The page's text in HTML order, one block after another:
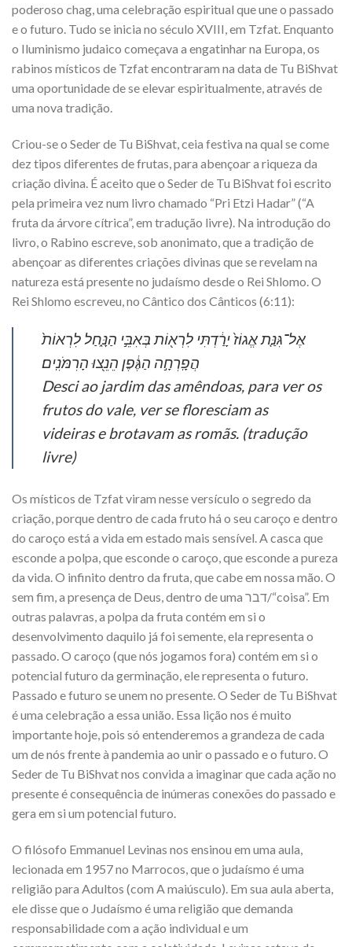
poderoso chag, uma celebração espiritual que une o passado
e o futuro. Tudo se inicia no século XVIII, em Tzfat. Enquanto
o Iluminismo judaico começava a engatinhar na Europa, os
rabinos místicos de Tzfat encontraram na data de Tu BiShvat
uma oportunidade de se elevar espiritualmente, através de
uma nova tradição.
Criou-se o Seder de Tu BiShvat, ceia festiva na qual se come
dez tipos diferentes de frutas, para abençoar a riqueza da
criação divina. É aceito que o Seder de Tu BiShvat foi escrito
pela primeira vez num livro chamado “Pri Etzi Hadar” (“A
fruta da árvore cítrica”, em tradução livre). Na introdução do
livro, o Rabino escreve, sob anonimato, que a tradição de
abençoar as diferentes criações divinas que se revelam na
natureza está presente no judaísmo desde o Rei Shlomo. O
Rei Shlomo escreveu, no Cântico dos Cânticos (6:11):
אֶל־גִּנַּ֤ת אֱגוֹז֙ יָרַ֔דְתִּי לִרְא֖וֹת בְּאִבֵּ֣י הַנָּ֑חַל לִרְאוֹת֙
הֲפָֽרְחָ֣ה הַגֶּ֔פֶן הֵנֵ֖צוּ הָרִמֹּנִֽים׃
Desci ao jardim das amêndoas, para ver os
frutos do vale, ver se floresciam as
videiras e brotavam as romãs. (tradução
livre)
Os místicos de Tzfat viram nesse versículo o segredo da
criação, porque dentro de cada fruto há o seu caroço e dentro
do caroço está a vida em estado mais sensível. A casca que
esconde a polpa, que esconde o caroço, que esconde a pureza
da vida. O infinito dentro da fruta, que cabe em nossa mão. O
sem fim, a presença de Deus, dentro de uma דבר/“coisa”. Em
outras palavras, a polpa da fruta contém em si o
desenvolvimento daquilo já foi semente, ela representa o
passado. O caroço (que nós jogamos fora) contém em si o
potencial futuro da germinação, ele representa o futuro.
Passado e futuro se unem no presente. O Seder de Tu BiShvat
é uma celebração a essa união. Essa lição nos é muito
importante hoje, pois só entenderemos a grandeza de cada
um de nós frente à pandemia ao unir o passado e o futuro. O
Seder de Tu BiShvat nos convida a imaginar que cada ação no
presente é consequência de inúmeras conexões do passado e
gera em si um potencial futuro.
O filósofo Emmanuel Levinas nos ensinou em uma aula,
lecionada em 1957 no Marrocos, que o judaísmo é uma
religião para Adultos (com A maiúsculo). Em sua aula aberta,
ele disse que o Judaísmo é uma religião que demanda
responsabilidade com a ação individual e um